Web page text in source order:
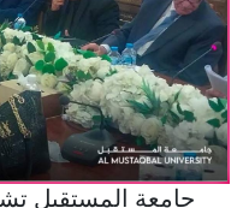
جامعة المستقبل